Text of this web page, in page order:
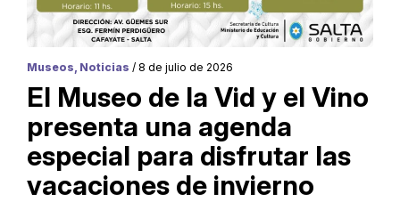
Museos, Noticias / 8 de julio de 2026
El Museo de la Vid y el Vino
presenta una agenda
especial para disfrutar las
vacaciones de invierno